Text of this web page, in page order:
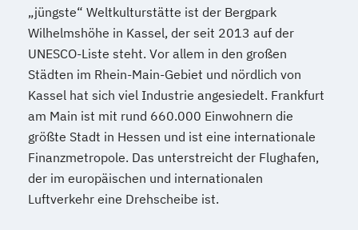
„jüngste“ Weltkulturstätte ist der Bergpark
Wilhelmshöhe in Kassel, der seit 2013 auf der
UNESCO-Liste steht. Vor allem in den großen
Städten im Rhein-Main-Gebiet und nördlich von
Kassel hat sich viel Industrie angesiedelt. Frankfurt
am Main ist mit rund 660.000 Einwohnern die
größte Stadt in Hessen und ist eine internationale
Finanzmetropole. Das unterstreicht der Flughafen,
der im europäischen und internationalen
Luftverkehr eine Drehscheibe ist.